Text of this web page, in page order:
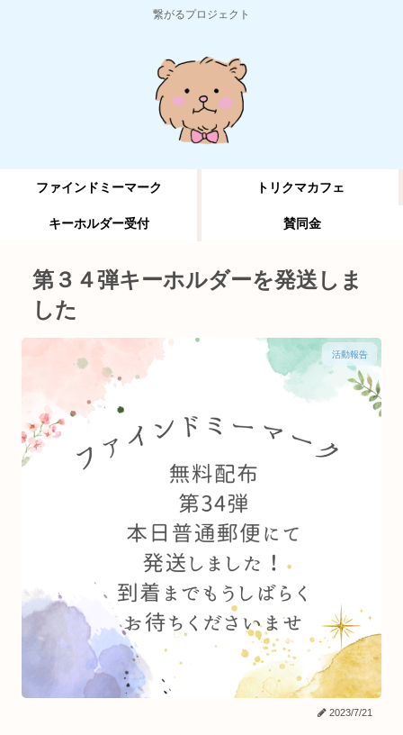
繋がるプロジェクト
ファインドミーマーク トリクマカフェ
キーホルダー受付 賛同金
第３４弾キーホルダーを発送しま
した
活動報告
2023/7/21